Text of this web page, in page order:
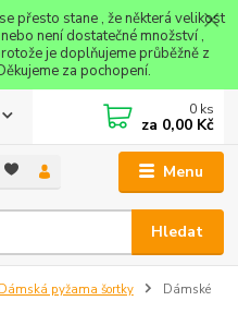
přesto stane , že některá velikost
není dostatečné množství ,
je doplňujeme průběžně z
za pochopení.
Menu
Hledat
0 ks
za 0,00 Kč
Dámská pyžama šortky
Dámské